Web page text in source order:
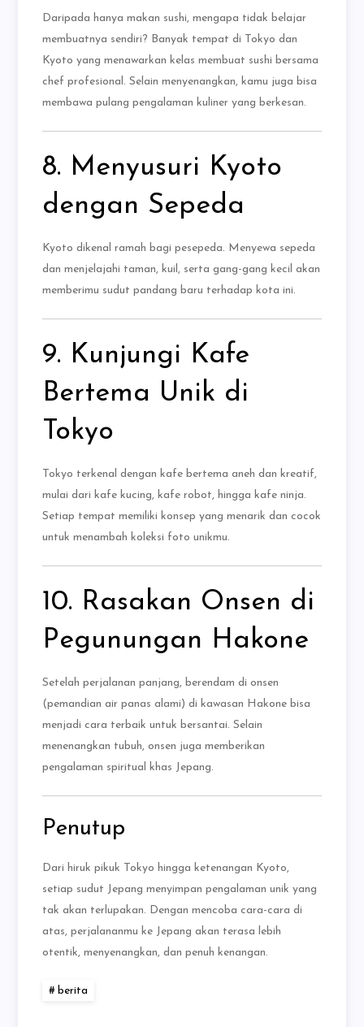
Daripada hanya makan sushi, mengapa tidak belajar
membuatnya sendiri? Banyak tempat di Tokyo dan
Kyoto yang menawarkan kelas membuat sushi bersama
chef profesional. Selain menyenangkan, kamu juga bisa
membawa pulang pengalaman kuliner yang berkesan.
8. Menyusuri Kyoto
dengan Sepeda
Kyoto dikenal ramah bagi pesepeda. Menyewa sepeda
dan menjelajahi taman, kuil, serta gang-gang kecil akan
memberimu sudut pandang baru terhadap kota ini.
9. Kunjungi Kafe
Bertema Unik di
Tokyo
Tokyo terkenal dengan kafe bertema aneh dan kreatif,
mulai dari kafe kucing, kafe robot, hingga kafe ninja.
Setiap tempat memiliki konsep yang menarik dan cocok
untuk menambah koleksi foto unikmu.
10. Rasakan Onsen di
Pegunungan Hakone
Setelah perjalanan panjang, berendam di onsen
(pemandian air panas alami) di kawasan Hakone bisa
menjadi cara terbaik untuk bersantai. Selain
menenangkan tubuh, onsen juga memberikan
pengalaman spiritual khas Jepang.
Penutup
Dari hiruk pikuk Tokyo hingga ketenangan Kyoto,
setiap sudut Jepang menyimpan pengalaman unik yang
tak akan terlupakan. Dengan mencoba cara-cara di
atas, perjalananmu ke Jepang akan terasa lebih
otentik, menyenangkan, dan penuh kenangan.
berita